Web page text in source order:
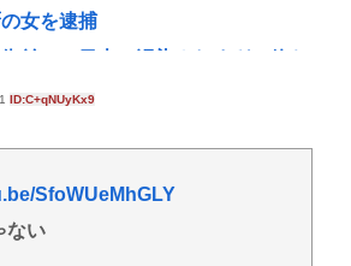
の女を逮捕
切れ前に買うと満足感」集英社オ
プで“43億円分”キャンセルか 200超
ID:C+qNUyKx9
SfoWUeMhGLY
ない